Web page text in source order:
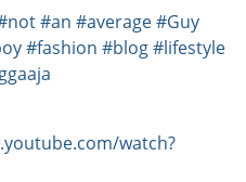
#an #average#Guy
#fashion #blog#lifestyle
watch?